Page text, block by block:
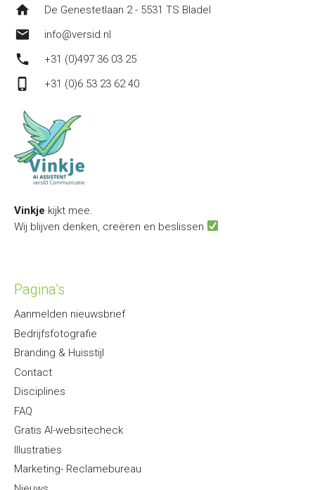
home De Genestetlaan 2 - 5531 TS Bladel
mail info@versid.nl
phone +31 (0)497 36 03 25
phone_iphone +31 (0)6 53 23 62 40
Vinkje kijkt mee.
Wij blijven denken, creëren en beslissen
Pagina’s
Aanmelden nieuwsbrief
Bedrijfsfotografie
Branding & Huisstijl
Contact
Disciplines
FAQ
Gratis AI-websitecheck
Illustraties
Marketing- Reclamebureau